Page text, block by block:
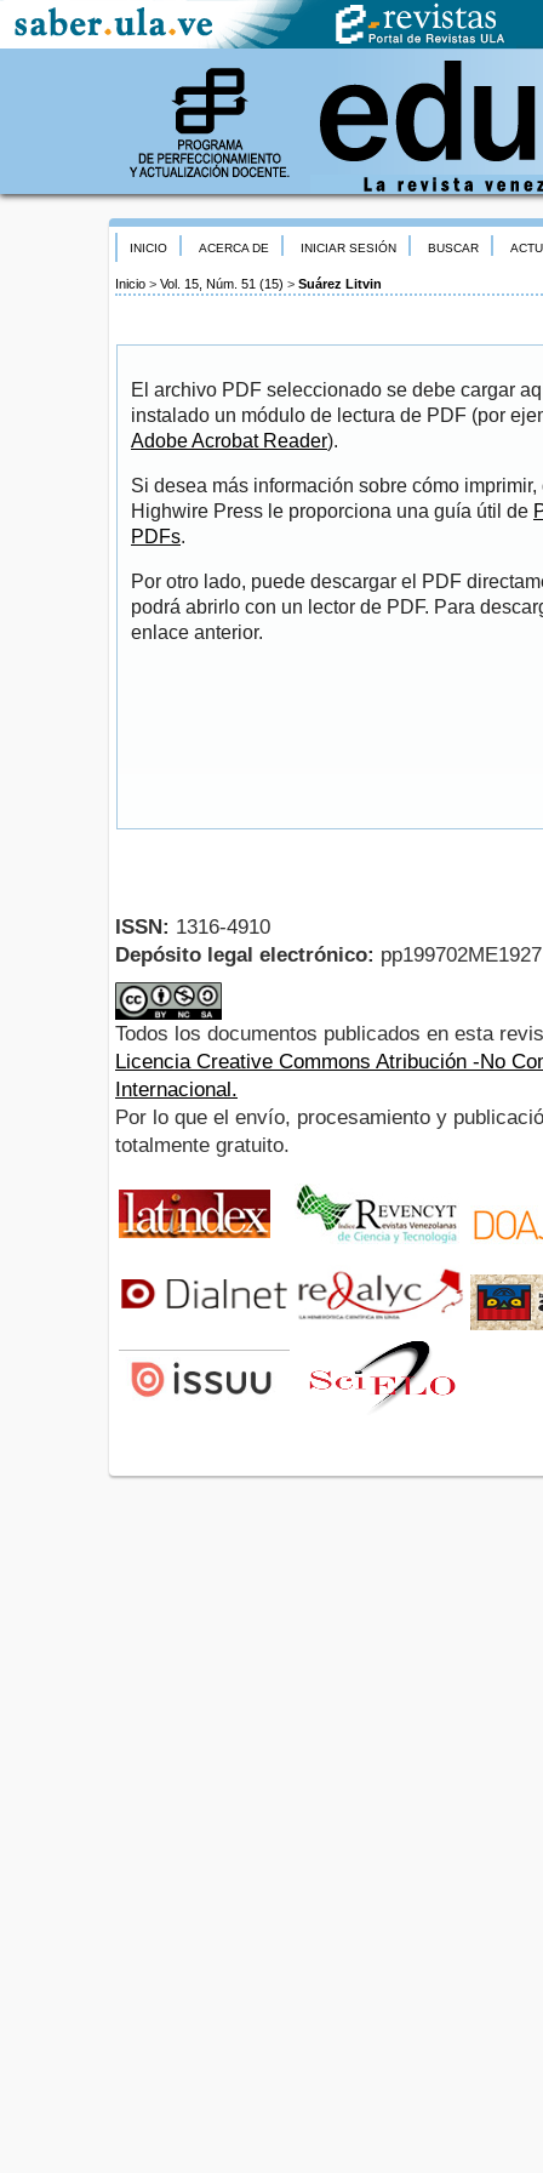
INICIO ACERCA DE INICIAR SESIÓN BUSCAR
Inicio > Vol. 15, Núm. 51 (15) > Suárez Litvin
El archivo PDF seleccionado se debe cargar
instalado un módulo de lectura de PDF (por
Adobe Acrobat Reader).
Si desea más información sobre cómo
Highwire Press le proporciona una guía útil de
PDFs.
Por otro lado, puede descargar el PDF
podrá abrirlo con un lector de PDF. Para
enlace anterior.
ISSN: 1316-4910
Depósito legal electrónico:
Todos los documentos publicados en esta
Licencia Creative Commons Atribución -No
Internacional.
Por lo que el envío, procesamiento y
totalmente gratuito.